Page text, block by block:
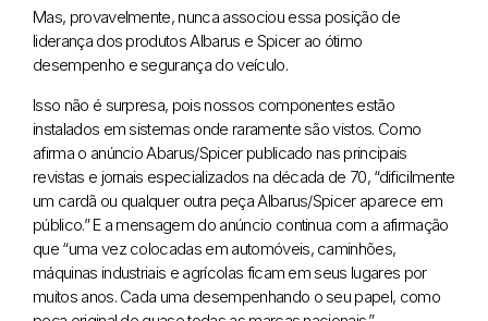
Mas, provavelmente, nunca associou essa posição de
liderança dos produtos Albarus e Spicer ao ótimo
desempenho e segurança do veículo.
Isso não é surpresa, pois nossos componentes estão
instalados em sistemas onde raramente são vistos. Como
afirma o anúncio Abarus/Spicer publicado nas principais
revistas e jornais especializados na década de 70, “dificilmente
um cardã ou qualquer outra peça Albarus/Spicer aparece em
público.” E a mensagem do anúncio continua com a afirmação
que “uma vez colocadas em automóveis, caminhões,
máquinas industriais e agrícolas ficam em seus lugares por
muitos anos. Cada uma desempenhando o seu papel, como